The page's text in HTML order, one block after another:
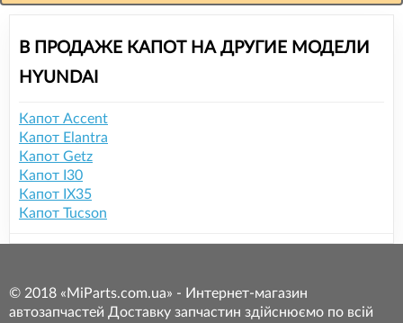
В ПРОДАЖЕ КАПОТ НА ДРУГИЕ МОДЕЛИ
HYUNDAI
Капот Accent
Капот Elantra
Капот Getz
Капот I30
Капот IX35
Капот Tucson
© 2018 «MiParts.com.ua» - Интернет-магазин
автозапчастей Доставку запчастин здійснюємо по всій